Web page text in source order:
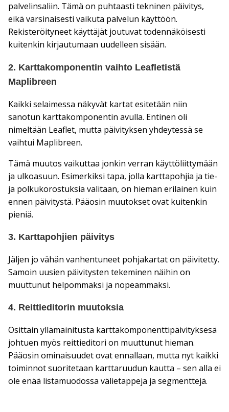
palvelinsaliin. Tämä on puhtaasti tekninen päivitys,
eikä varsinaisesti vaikuta palvelun käyttöön.
Rekisteröityneet käyttäjät joutuvat todennäköisesti
kuitenkin kirjautumaan uudelleen sisään.
2. Karttakomponentin vaihto Leafletistä
Maplibreen
Kaikki selaimessa näkyvät kartat esitetään niin
sanotun karttakomponentin avulla. Entinen oli
nimeltään Leaflet, mutta päivityksen yhdeytessä se
vaihtui Maplibreen.
Tämä muutos vaikuttaa jonkin verran käyttöliittymään
ja ulkoasuun. Esimerkiksi tapa, jolla karttapohjia ja tie-
ja polkukorostuksia valitaan, on hieman erilainen kuin
ennen päivitystä. Pääosin muutokset ovat kuitenkin
pieniä.
3. Karttapohjien päivitys
Jäljen jo vähän vanhentuneet pohjakartat on päivitetty.
Samoin uusien päivitysten tekeminen näihin on
muuttunut helpommaksi ja nopeammaksi.
4. Reittieditorin muutoksia
Osittain yllämainitusta karttakomponenttipäivityksesä
johtuen myös reittieditori on muuttunut hieman.
Pääosin ominaisuudet ovat ennallaan, mutta nyt kaikki
toiminnot suoritetaan karttaruudun kautta – sen alla ei
ole enää listamuodossa välietappeja ja segmenttejä.